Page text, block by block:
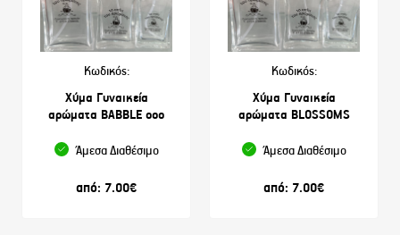
Κωδικός:
Χύμα Γυναικεία
αρώματα BABBLE ooo
Άμεσα Διαθέσιμο
από: 7.00€
Κωδικός:
Χύμα Γυναικεία
αρώματα BLOSSOMS
Άμεσα Διαθέσιμο
από: 7.00€